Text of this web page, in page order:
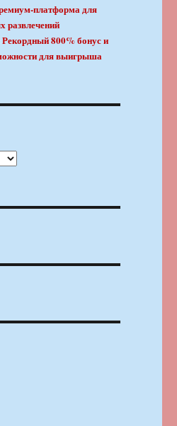
платформа для
развлечений
800% бонус и
для выигрыша